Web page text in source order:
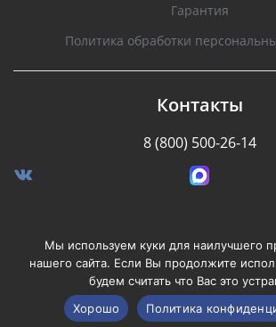
Гарантия
Политика обработки
Контакты
8 (800) 500-26-14
Copyright © 2008-2020, Silverstone
защищены.
Мы используем куки для наилучшего
нашего сайта. Если Вы продолжите
будем считать что Вас это
Хорошо
Политика